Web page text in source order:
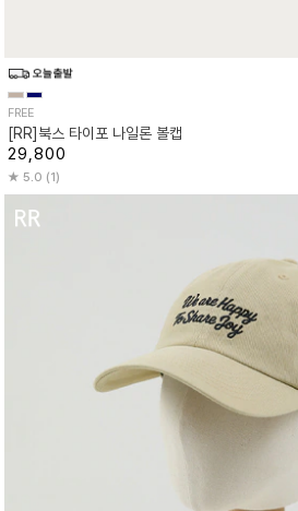
FREE
[RR]북스 타이포 나일론 볼캡
29,800
5.0 (1)